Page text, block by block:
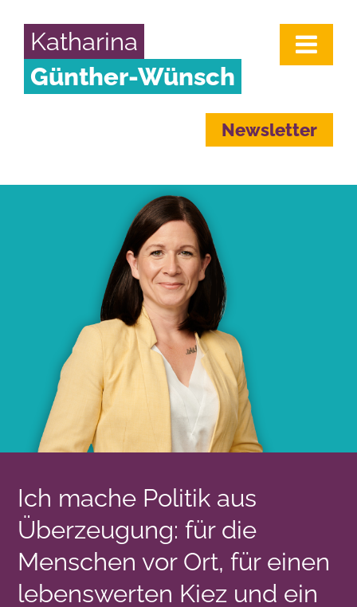
Katharina
Günther-Wünsch
Newsletter
Ich mache Politik aus
Überzeugung: für die
Menschen vor Ort, für einen
lebenswerten Kiez und ein